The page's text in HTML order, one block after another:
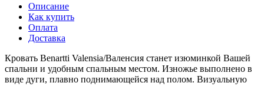
Описание
Как купить
Оплата
Доставка
Кровать Benartti Valensia/Валенсия станет изюминкой Вашей
спальни и удобным спальным местом. Изножье выполнено в
виде дуги, плавно поднимающейся над полом. Визуальную